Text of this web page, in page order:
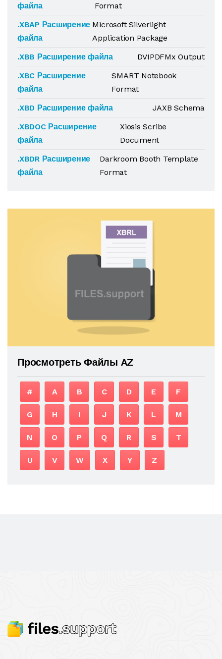
файла
Format
.XBAP Расширение
файла
Microsoft Silverlight
Application Package
.XBB Расширение файла
DVIPDFMx Output
.XBC Расширение
файла
SMART Notebook
Format
.XBD Расширение файла
JAXB Schema
.XBDOC Расширение
файла
Xiosis Scribe
Document
.XBDR Расширение
файла
Darkroom Booth Template
Format
Просмотреть Файлы AZ
# A B C D E F
G H I J K L M
N O P Q R S T
U V W X Y Z